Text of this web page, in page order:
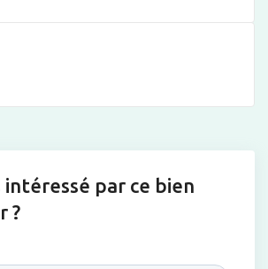
intéressé par ce bien
?